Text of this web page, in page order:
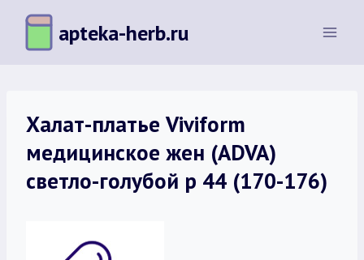
Перейти
содержимому
apteka-herb.ru
Халат-платье Viviform
медицинское жен (ADVA)
светло-голубой р 44 (170-176)